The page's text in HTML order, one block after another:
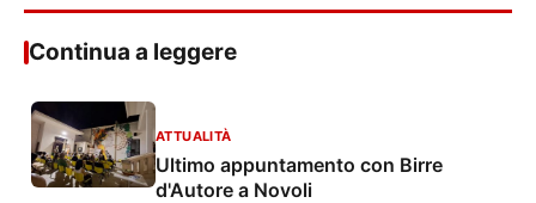
Continua a leggere
ATTUALITÀ
Ultimo appuntamento con Birre
d'Autore a Novoli